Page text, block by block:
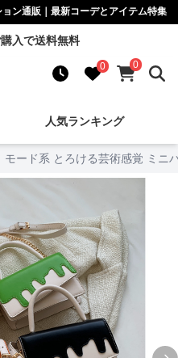
ン通販｜最新コーデとアイテム特集
入で送料無料
0 0
人気ランキング
モード系 とろける芸術感覚 ミニ